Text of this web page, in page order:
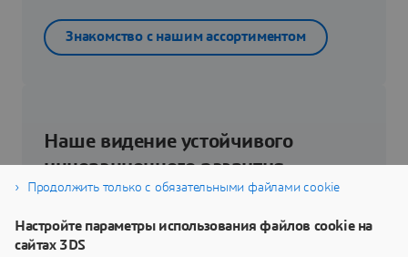
Знакомство с нашим ассортиментом
Наше видение устойчивого
инновационного развития
помогут вам переосмыслить свои изделия,
процессы и даже бизнес-модели для
Продолжить только с обязательными файлами cookie
Настройте параметры использования файлов cookie на
сайтах 3DS